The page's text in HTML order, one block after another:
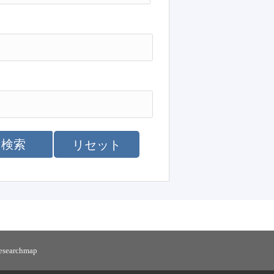
リセット
検索